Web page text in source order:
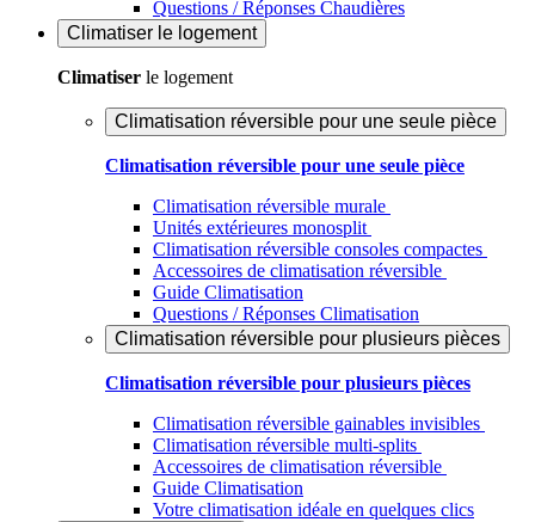
Questions / Réponses Chaudières
Climatiser le logement
Climatiser le logement
Climatisation réversible pour une seule pièce
Climatisation réversible pour une seule pièce
Climatisation réversible murale
Unités extérieures monosplit
Climatisation réversible consoles compactes
Accessoires de climatisation réversible
Guide Climatisation
Questions / Réponses Climatisation
Climatisation réversible pour plusieurs pièces
Climatisation réversible pour plusieurs pièces
Climatisation réversible gainables invisibles
Climatisation réversible multi-splits
Accessoires de climatisation réversible
Guide Climatisation
Votre climatisation idéale en quelques clics